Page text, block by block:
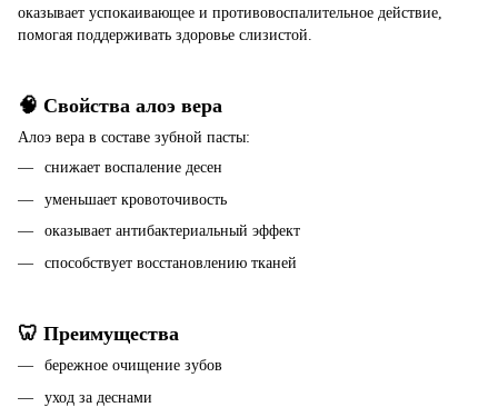
оказывает успокаивающее и противовоспалительное действие,
помогая поддерживать здоровье слизистой.
🧠 Свойства алоэ вера
Алоэ вера в составе зубной пасты:
снижает воспаление десен
уменьшает кровоточивость
оказывает антибактериальный эффект
способствует восстановлению тканей
🦷 Преимущества
бережное очищение зубов
уход за деснами